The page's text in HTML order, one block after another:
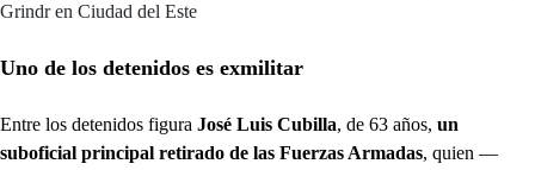
Grindr en Ciudad del Este
Uno de los detenidos es exmilitar
Entre los detenidos figura José Luis Cubilla, de 63 años, un
suboficial principal retirado de las Fuerzas Armadas, quien —